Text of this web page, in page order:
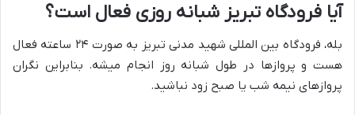
آیا فرودگاه تبریز شبانه روزی فعال است؟
بله، فرودگاه بین المللی شهید مدنی تبریز به صورت ۲۴ ساعته فعال
هست و پروازها در طول شبانه روز انجام میشه. بنابراین نگران
پروازهای نیمه شب یا صبح زود نباشید.